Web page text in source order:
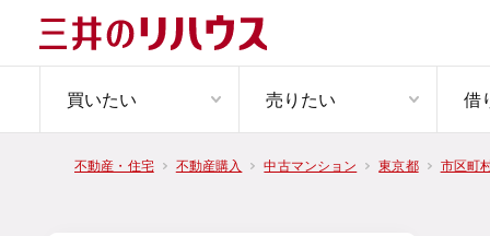
買いたい 売りたい 借
不動産・住宅 不動産購入 中古マンション 東京都 市区町